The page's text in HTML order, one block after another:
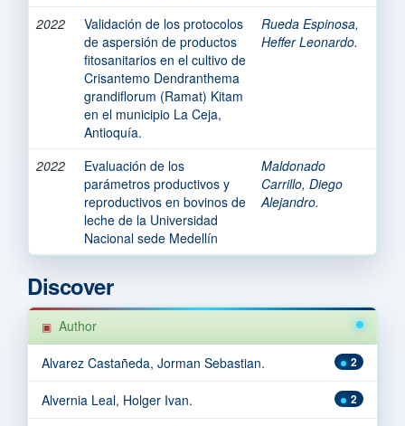
2022
Validación de los protocolos
de aspersión de productos
fitosanitarios en el cultivo de
Crisantemo Dendranthema
grandiflorum (Ramat) Kitam
en el municipio La Ceja,
Antioquía.
Rueda Espinosa,
Heffer Leonardo.
2022
Evaluación de los
parámetros productivos y
reproductivos en bovinos de
leche de la Universidad
Nacional sede Medellín
Maldonado
Carrillo, Diego
Alejandro.
Discover
Author
2
Alvarez Castañeda, Jorman Sebastian.
2
Alvernia Leal, Holger Ivan.